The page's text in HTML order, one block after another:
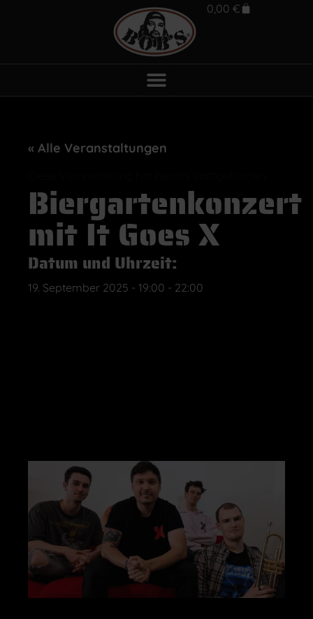
0,00 €
« Alle Veranstaltungen
Biergartenkonzert
mit It Goes X
Datum und Uhrzeit:
19. September 2025 - 19:00 - 22:00